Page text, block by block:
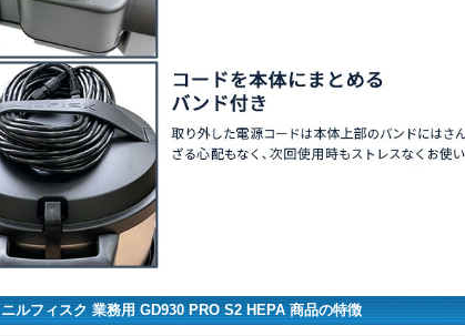
ニルフィスク 業務用 GD930 PRO S2 HEPA 商品の特徴